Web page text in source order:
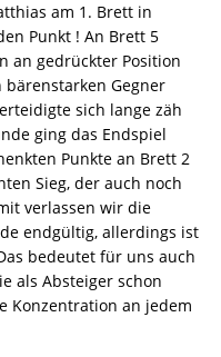
am 1. Brett in
Punkt ! An Brett 5
an gedrückter Position
bärenstarken Gegner
sich lange zäh
ging das Endspiel
Punkte an Brett 2
Sieg, der auch noch
verlassen wir die
endgültig, allerdings ist
bedeutet für uns auch
als Absteiger schon
Konzentration an jedem